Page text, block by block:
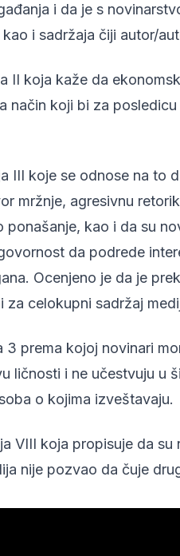
i da je s
i sadržaja čiji autor/
II koja kaže da
način koji bi za
III koje se odnose na to
mržnje, agresivnu
kao i da su
da podrede
Ocenjeno je da je
celokupni sadržaj
prema kojoj novinari
ličnosti i ne učestvuju u
o kojima izveštavaju.
VIII koja propisuje da su
nije pozvao da čuje